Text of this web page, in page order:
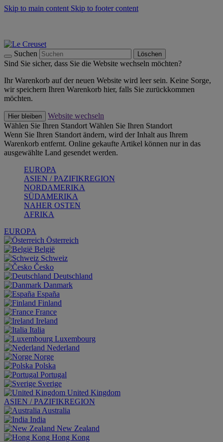
Skip to main content Skip to footer content
Suchen Löschen
Sind Sie sicher, dass Sie die Website wechseln möchten?
Ihr Warenkorb auf der neuen Website wird leer sein. Keine Sorge,
wir speichern Ihren Warenkorb hier, falls Sie zurückkommen
möchten.
Hier bleiben
Website wechseln
Wählen Sie Ihren Standort Wählen Sie Ihren Standort
Wenn Sie Ihren Standort ändern, wird der Inhalt aus Ihrem
Warenkorb entfernt. Online gekaufte Artikel können nur in das
ausgewählte Land gesendet werden.
EUROPA
ASIEN / PAZIFIKREGION
NORDAMERIKA
SÜDAMERIKA
NAHER OSTEN
AFRIKA
EUROPA
Österreich
België
Schweiz
Česko
Deutschland
Danmark
España
Finland
France
Ireland
Italia
Luxembourg
Nederland
Norge
Polska
Portugal
Sverige
United Kingdom
ASIEN / PAZIFIKREGION
Australia
India
New Zealand
Hong Kong